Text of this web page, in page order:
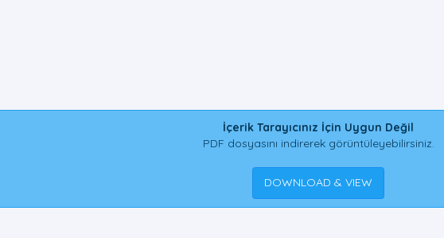
İçerik Tarayıcınız İçin Uygun Değil
PDF dosyasını indirerek görüntüleyebilirsiniz.
DOWNLOAD & VIEW